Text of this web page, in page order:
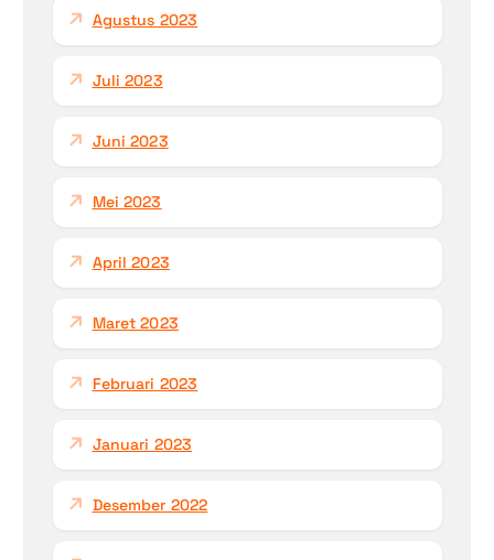
Agustus 2023
Juli 2023
Juni 2023
Mei 2023
April 2023
Maret 2023
Februari 2023
Januari 2023
Desember 2022